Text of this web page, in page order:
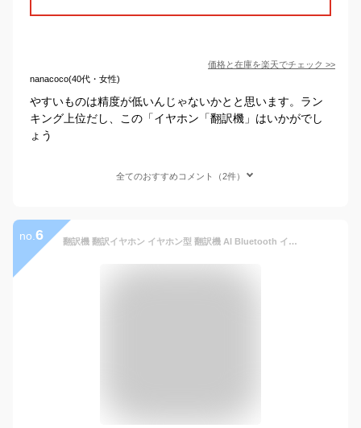
価格と在庫を楽天でチェック >>
nanacoco(40代・女性)
やすいものは精度が低いんじゃないかとと思います。ラン
キング上位だし、この「イヤホン「翻訳機」はいかがでし
ょう
全てのおすすめコメント（2件）
no. 6 翻訳機 翻訳イヤホン イヤホン型 翻訳機 AI Bluetooth イヤホン 翻訳 多国語対応 同時通訳 ワイヤレス 海外旅行 観光 外国 ビジネス 英語 中国語 日本語 韓国語